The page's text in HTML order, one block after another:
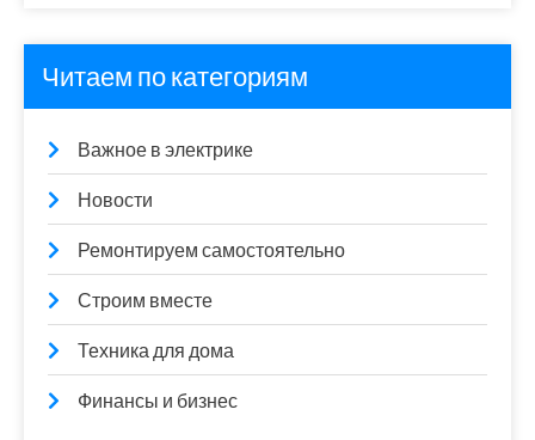
Читаем по категориям
Важное в электрике
Новости
Ремонтируем самостоятельно
Строим вместе
Техника для дома
Финансы и бизнес